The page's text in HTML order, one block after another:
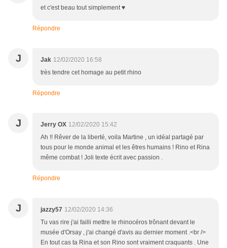
et c'est beau tout simplement ♥
Répondre
J Jak 12/02/2020 16:58
très tendre cet homage au petit rhino
Répondre
J Jerry OX 12/02/2020 15:42
Ah !! Rêver de la liberté, voila Martine , un idéal partagé par
tous pour le monde animal et les êtres humains ! Rino et Rina
même combat ! Joli texte écrit avec passion .
Répondre
J jazzy57 12/02/2020 14:36
Tu vas rire j'ai failli mettre le rhinocéros trônant devant le
musée d'Orsay , j'ai changé d'avis au dernier moment .<br />
En tout cas ta Rina et son Rino sont vraiment craquants . Une